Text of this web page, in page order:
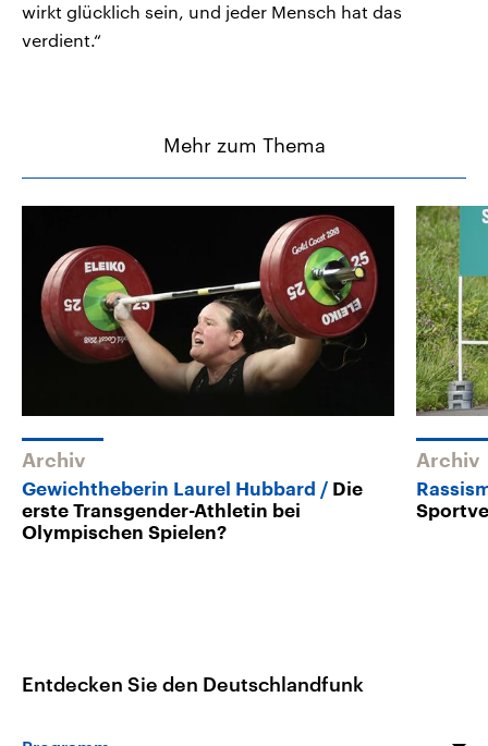
wirkt glücklich sein, und jeder Mensch hat das
verdient.“
Mehr zum Thema
Archiv
Gewichtheberin Laurel Hubbard
Die
erste Transgender-Athletin bei
Olympischen Spielen?
Archiv
Entdecken Sie den Deutschlandfunk